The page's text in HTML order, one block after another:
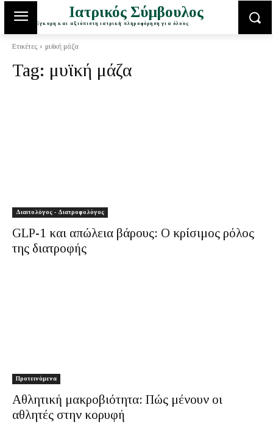
Ιατρικός Σύμβουλος
Έγκυρη και αξιόπιστη ιατρική πληροφόρηση για όλους
Ετικέτες μυϊκή μάζα
Tag: μυϊκή μάζα
Διαιτολόγος - Διατροφολόγος
GLP-1 και απώλεια βάρους: Ο κρίσιμος ρόλος
της διατροφής
Προτεινόμενα
Αθλητική μακροβιότητα: Πώς μένουν οι
αθλητές στην κορυφή